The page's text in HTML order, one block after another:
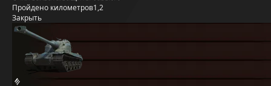
Пройдено километров1,2
Закрыть